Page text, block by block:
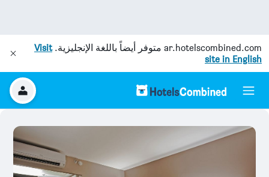
ar.hotelscombined.com متوفر أيضاً باللغة الإنجليزية.Visit
site in English